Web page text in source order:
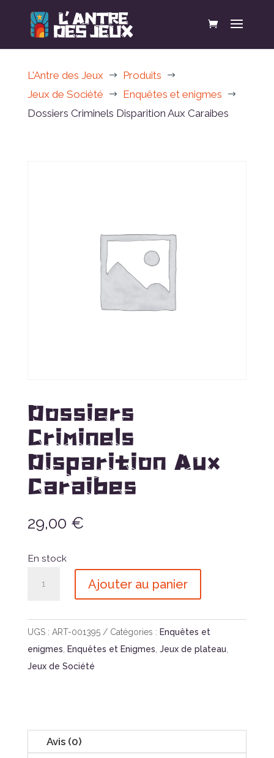
L'Antre des Jeux $ Produits $
Jeux de Société $ Enquêtes et enigmes $
Dossiers Criminels Disparition Aux Caraibes
Dossiers
Criminels
Disparition Aux
Caraibes
29,00 €
En stock
Criminels
Disparition
Aux
Ajouter au panier
UGS : ART-001395 Catégories : Enquêtes et
enigmes, Enquêtes et Enigmes, Jeux de plateau,
Jeux de Société
Avis (0)